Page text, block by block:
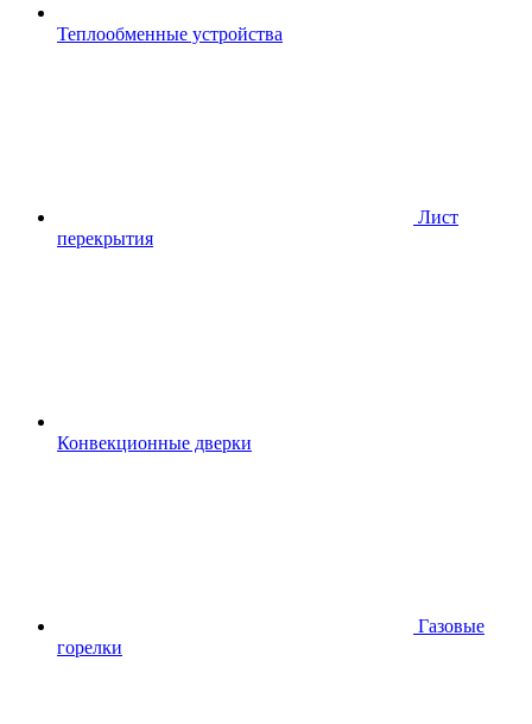
Теплообменные устройства
Лист
перекрытия
Конвекционные дверки
Газовые
горелки